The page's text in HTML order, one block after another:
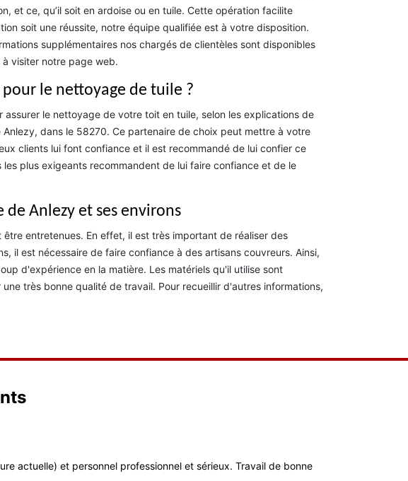
et ce, qu’il soit en ardoise ou en tuile. Cette opération facilite
soit une réussite, notre équipe qualifiée est à votre disposition.
supplémentaires nos chargés de clientèles sont disponibles
visiter notre page web.
le nettoyage de tuile ?
le nettoyage de votre toit en tuile, selon les explications de
Anlezy, dans le 58270. Ce partenaire de choix peut mettre à votre
clients lui font confiance et il est recommandé de lui confier ce
plus exigeants recommandent de lui faire confiance et de le
de Anlezy et ses environs
entretenues. En effet, il est très important de réaliser des
il est nécessaire de faire confiance à des artisans couvreurs. Ainsi,
d'expérience en la matière. Les matériels qu'il utilise sont
très bonne qualité de travail. Pour recueillir d'autres informations,
actuelle) et personnel professionnel et sérieux. Travail de bonne